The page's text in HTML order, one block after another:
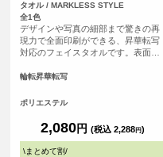
タオル / MARKLESS STYLE
全1色
デザインや写真の細部まで驚きの再
現力で全面印刷ができる、昇華転写
対応のフェイスタオルです。表面ま
ジナル感が増します。裏面はシャー
して、機能性も備えています。贈り
輪転昇華転写
ポリエステル
2,080円 (税込 2,288円)
\まとめて割/